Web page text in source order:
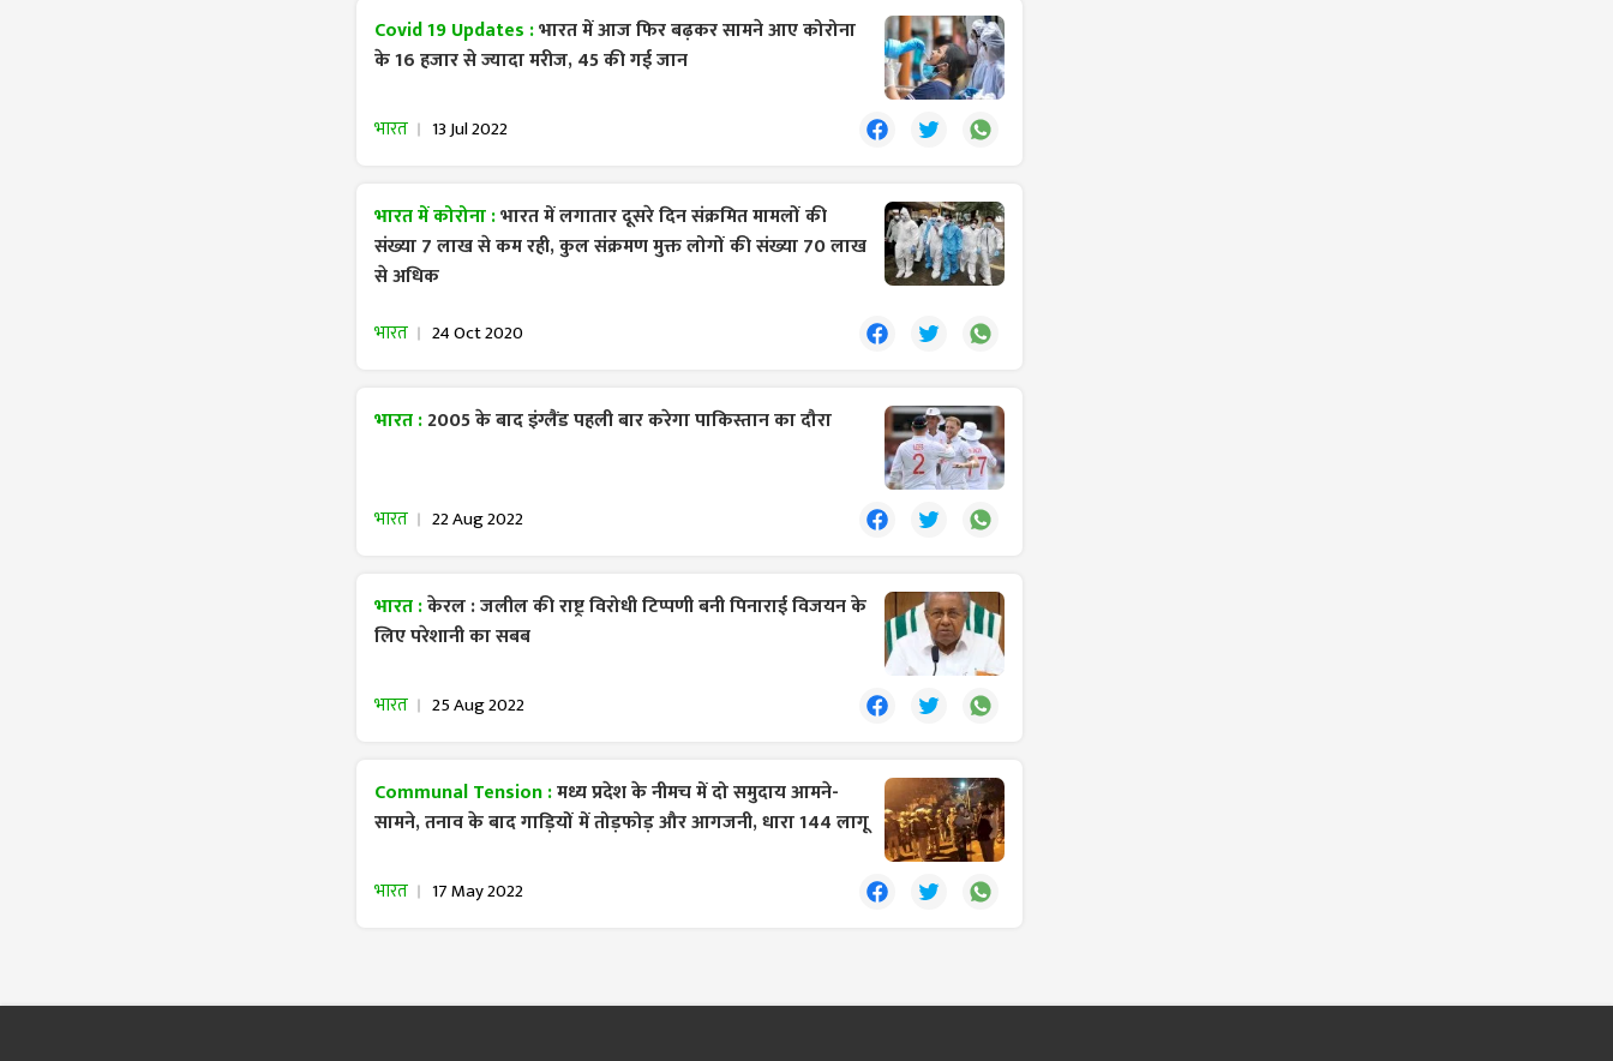
Covid 19 Updates :भारत में आज फिर बढ़कर सामने आए कोरोना
के 16 हजार से ज्यादा मरीज, 45 की गई जान
भारत 13 Jul 2022
भारत में कोरोना :भारत में लगातार दूसरे दिन संक्रमित मामलों की
संख्या 7 लाख से कम रही, कुल संक्रमण मुक्त लोगों की संख्या 70 लाख
से अधिक
भारत 24 Oct 2020
भारत :2005 के बाद इंग्लैंड पहली बार करेगा पाकिस्तान का दौरा
भारत 22 Aug 2022
भारत :केरल : जलील की राष्ट्र विरोधी टिप्पणी बनी पिनाराई विजयन के
लिए परेशानी का सबब
भारत 25 Aug 2022
Communal Tension :मध्य प्रदेश के नीमच में दो समुदाय आमने-
सामने, तनाव के बाद गाड़ियों में तोड़फोड़ और आगजनी, धारा 144 लागू
भारत 17 May 2022